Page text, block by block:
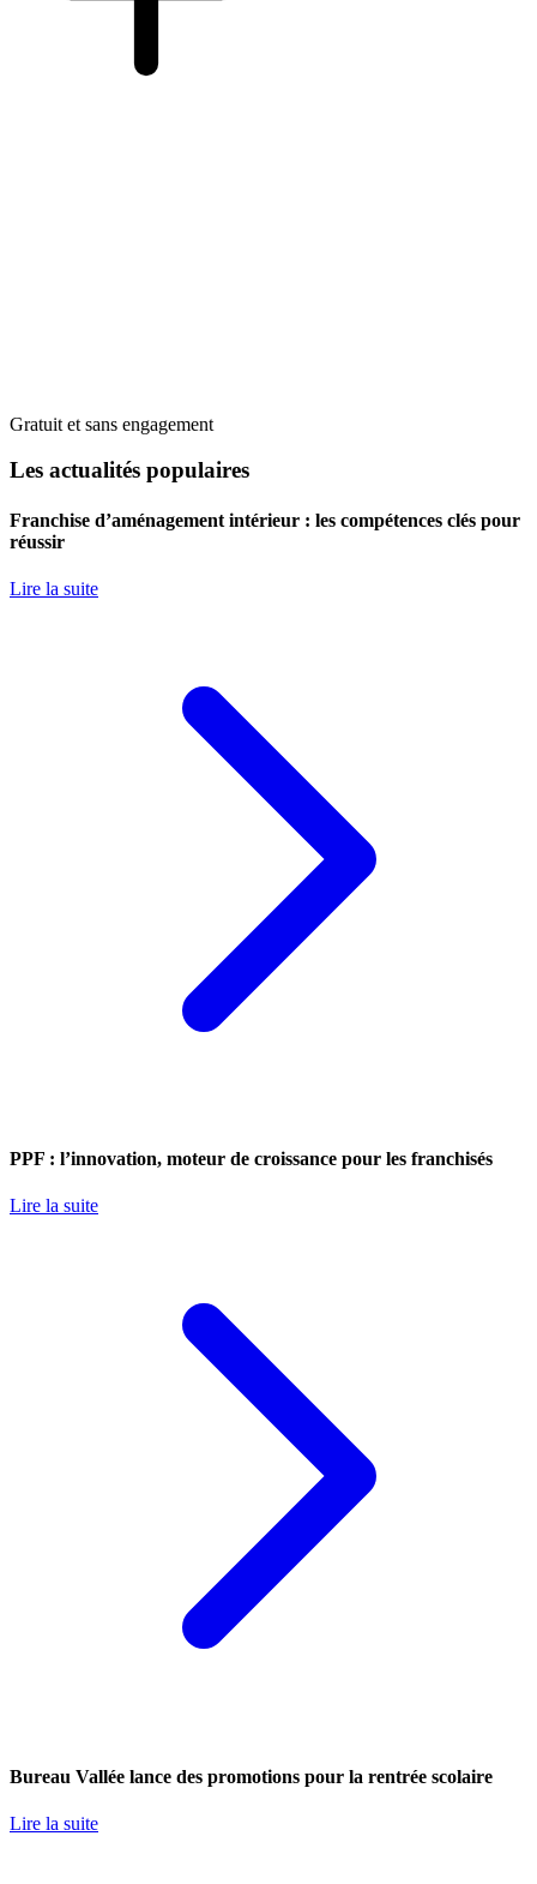
Gratuit et sans engagement
Les actualités populaires
Franchise d’aménagement intérieur : les compétences clés pour
réussir
Lire la suite
PPF : l’innovation, moteur de croissance pour les franchisés
Lire la suite
Bureau Vallée lance des promotions pour la rentrée scolaire
Lire la suite